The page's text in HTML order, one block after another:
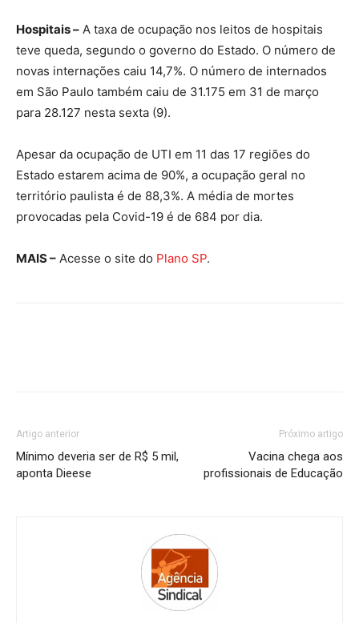
Hospitais – A taxa de ocupação nos leitos de hospitais
teve queda, segundo o governo do Estado. O número de
novas internações caiu 14,7%. O número de internados
em São Paulo também caiu de 31.175 em 31 de março
para 28.127 nesta sexta (9).
Apesar da ocupação de UTI em 11 das 17 regiões do
Estado estarem acima de 90%, a ocupação geral no
território paulista é de 88,3%. A média de mortes
provocadas pela Covid-19 é de 684 por dia.
MAIS – Acesse o site do Plano SP.
Artigo anterior
Mínimo deveria ser de R$ 5 mil,
aponta Dieese
Próximo artigo
Vacina chega aos
profissionais de Educação